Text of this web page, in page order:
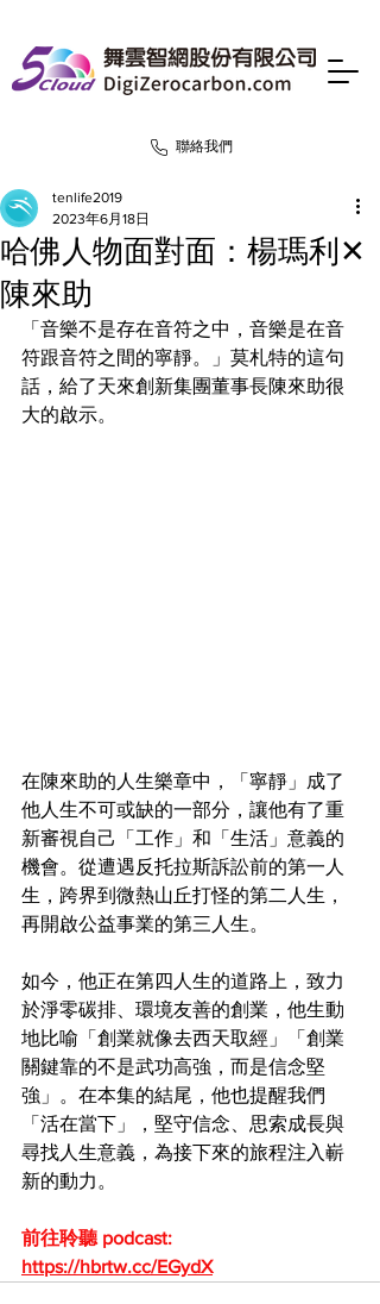
聯絡我們
哈佛人物面對面：楊瑪利✕
陳來助
tenlife2019
2023年6月18日
「音樂不是存在音符之中，音樂是在音
符跟音符之間的寧靜。」莫札特的這句
話，給了天來創新集團董事長陳來助很
大的啟示。
在陳來助的人生樂章中，「寧靜」成了
他人生不可或缺的一部分，讓他有了重
新審視自己「工作」和「生活」意義的
機會。從遭遇反托拉斯訴訟前的第一人
生，跨界到微熱山丘打怪的第二人生，
再開啟公益事業的第三人生。
如今，他正在第四人生的道路上，致力
於淨零碳排、環境友善的創業，他生動
地比喻「創業就像去西天取經」「創業
關鍵靠的不是武功高強，而是信念堅
強」。在本集的結尾，他也提醒我們
「活在當下」，堅守信念、思索成長與
尋找人生意義，為接下來的旅程注入嶄
新的動力。
前往聆聽 podcast:
https://hbrtw.cc/EGydX